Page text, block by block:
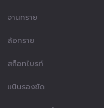
จานทราย
ล้อทราย
สก็อทไบรท์
แป้นรองขัด